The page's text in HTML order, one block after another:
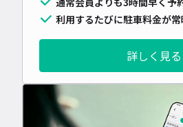
利用するたびに駐車料金が
詳しく見る